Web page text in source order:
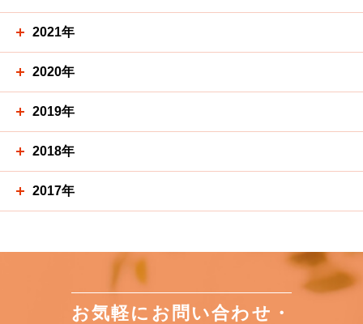
2021年
2020年
2019年
2018年
2017年
お気軽にお問い合わせ・